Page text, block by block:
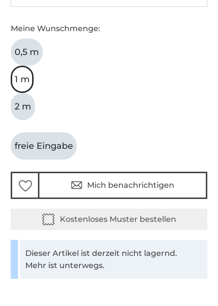
Meine Wunschmenge:
0,5 m
1 m
2 m
freie Eingabe
Mich benachrichtigen
Dieser Artikel ist derzeit nicht lagernd.
Mehr ist unterwegs.